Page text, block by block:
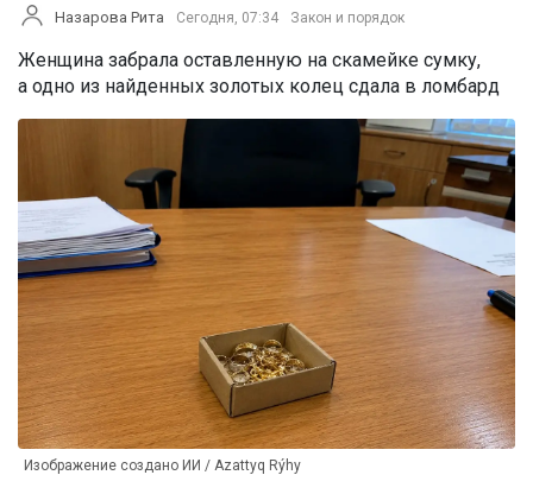
Назарова Рита Сегодня, 07:34 Закон и порядок
Женщина забрала оставленную на скамейке сумку,
а одно из найденных золотых колец сдала в ломбард
Изображение создано ИИ / Azattyq Rýhy